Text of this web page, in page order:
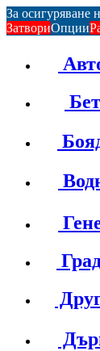
За осигуряване
ЗатвориОпции